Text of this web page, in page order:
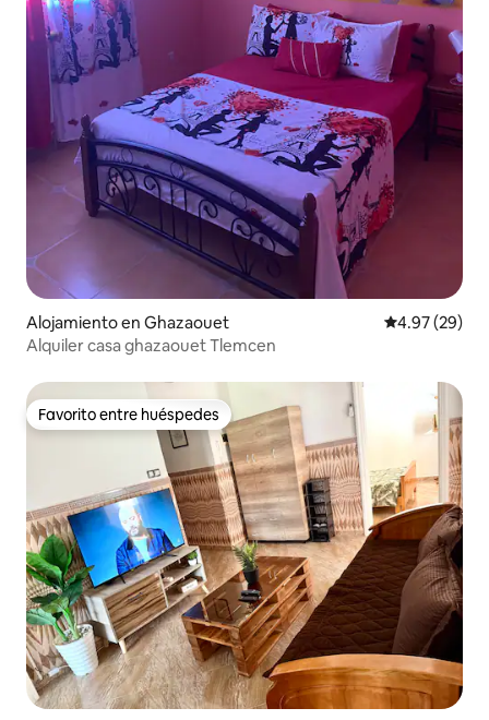
Alojamiento en Ghazaouet Calificación
4.97 (29)
Alquiler casa ghazaouet Tlemcen
Favorito entre huéspedes
Favorito entre huéspedes